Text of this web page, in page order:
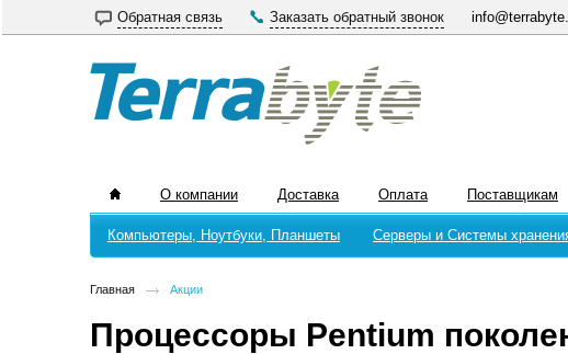
Обратная связь Заказать обратный звонок
О компании Доставка Оплата Поставщикам
Компьютеры, Ноутбуки, Планшеты Серверы и Системы
Главная Акции
Процессоры Pentium